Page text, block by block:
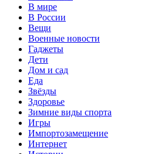
В мире
В России
Вещи
Военные новости
Гаджеты
Дети
Дом и сад
Еда
Звёзды
Здоровье
Зимние виды спорта
Игры
Импортозамещение
Интернет